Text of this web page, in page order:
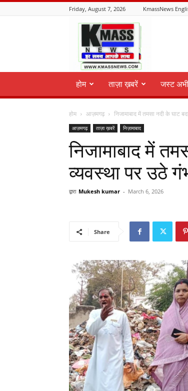
Friday, August 7, 2026 KmassNews
KmassNews
होम ताज़ा ख़बरें जस्ट
होम आज़मगढ़ निजामाबाद में तमसा नदी के घाट
आज़मगढ़ ताज़ा ख़बरें निज़ामाबाद
निजामाबाद में
व्यवस्था पर उठे
द्वारा Mukesh kumar - March 6, 2026
Share